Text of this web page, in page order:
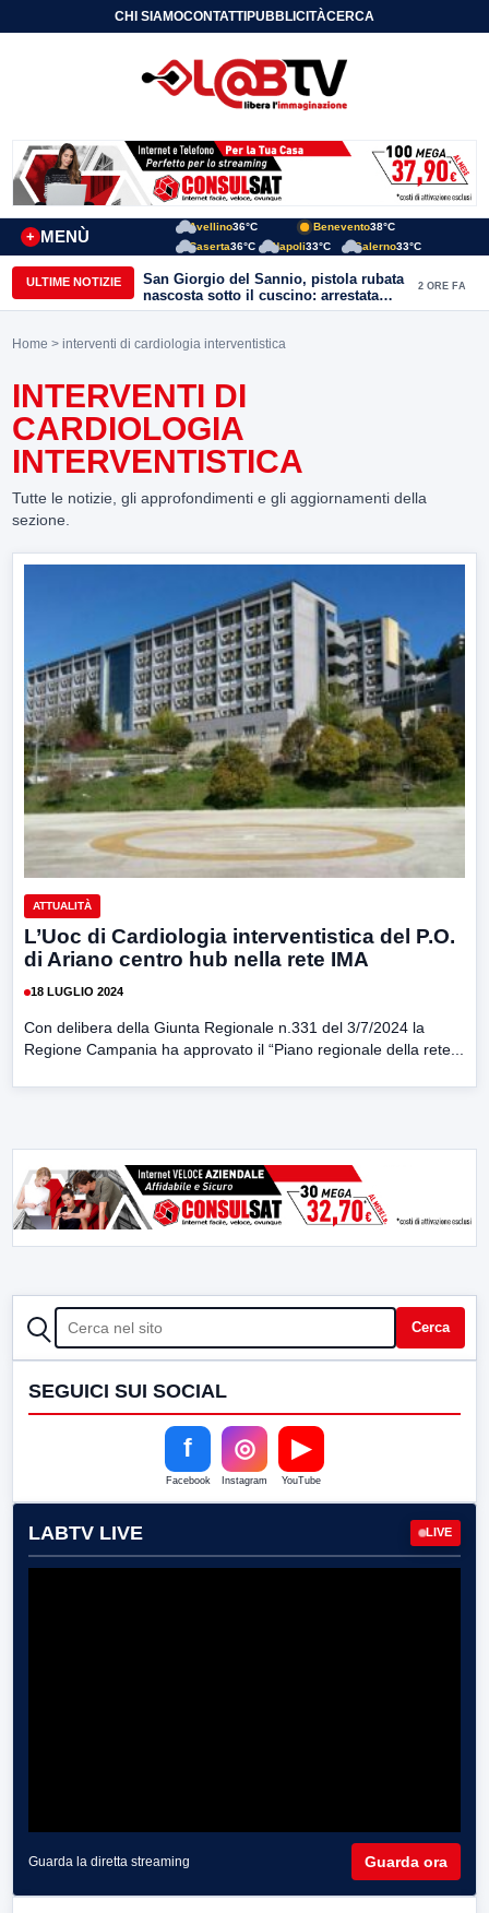
CHI SIAMOCONTATTIPUBBLICITÀCERCA
MENÙ
+
Avellino36°C Benevento38°C
Caserta36°C Napoli33°C Salerno33°C
ULTIME NOTIZIE
San Giorgio del Sannio, pistola rubata
nascosta sotto il cuscino: arrestata
51enne
2 ORE FA
Home > interventi di cardiologia interventistica
INTERVENTI DI
CARDIOLOGIA
INTERVENTISTICA
Tutte le notizie, gli approfondimenti e gli aggiornamenti della
sezione.
ATTUALITÀ
L’Uoc di Cardiologia interventistica del P.O.
di Ariano centro hub nella rete IMA
18 LUGLIO 2024
Con delibera della Giunta Regionale n.331 del 3/7/2024 la
Regione Campania ha approvato il “Piano regionale della rete...
CERCA Cerca
SEGUICI SUI SOCIAL
f
Facebook
◎
Instagram
▶
YouTube
LABTV LIVE LIVE
Guarda la diretta streaming Guarda ora